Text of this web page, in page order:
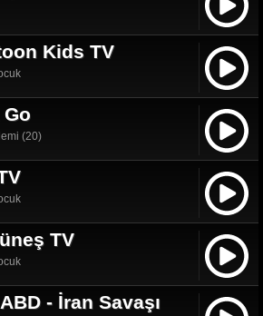
Kids TV
(20)
TV
- İran Savaşı